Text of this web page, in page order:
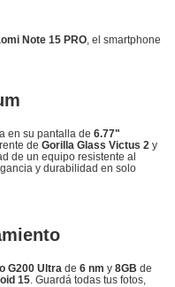
Note 15 PRO, el smartphone
en su pantalla de 6.77"
de Gorilla Glass Victus 2 y
de un equipo resistente al
y durabilidad en solo
G200 Ultra de 6 nm y 8GB de
15. Guardá todas tus fotos,